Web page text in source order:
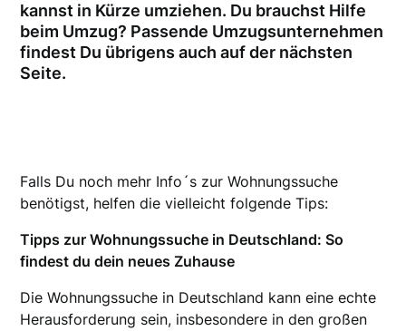
kannst in Kürze umziehen. Du brauchst Hilfe
beim Umzug? Passende Umzugsunternehmen
findest Du übrigens auch auf der nächsten
Seite.
Falls Du noch mehr Info´s zur Wohnungssuche
benötigst, helfen die vielleicht folgende Tips:
Tipps zur Wohnungssuche in Deutschland: So
findest du dein neues Zuhause
Die Wohnungssuche in Deutschland kann eine echte
Herausforderung sein, insbesondere in den großen